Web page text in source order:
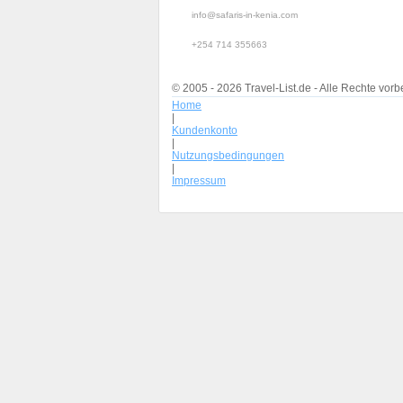
info@safaris-in-kenia.com
+254 714 355663
© 2005 - 2026 Travel-List.de - Alle Rechte
Home
Kundenkonto
Nutzungsbedingungen
Impressum